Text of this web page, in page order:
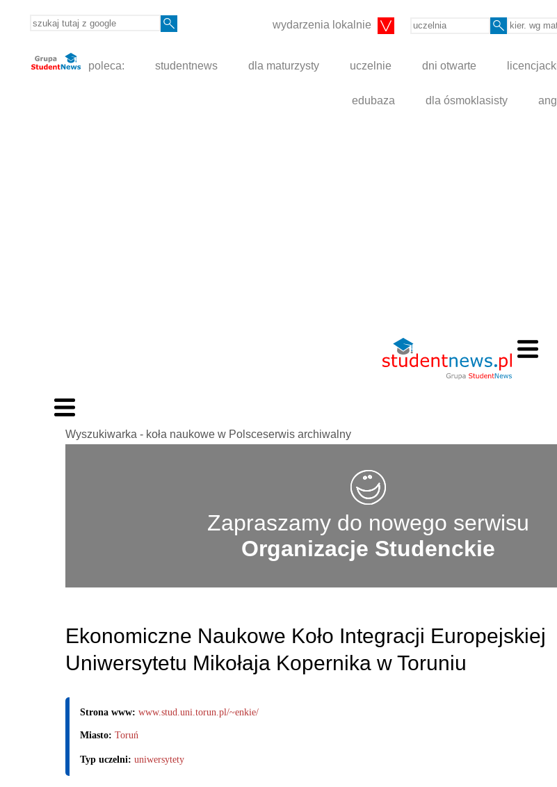
wydarzenia lokalnie
poleca: studentnews dla maturzysty uczelnie dni otwarte
edubaza dla ósmoklasisty
Wyszukiwarka - koła naukowe w Polsceserwis archiwalny
Zapraszamy do nowego serwisu
Organizacje Studenckie
Ekonomiczne Naukowe Koło Integracji Europejskiej
Uniwersytetu Mikołaja Kopernika w Toruniu
Strona www: www.stud.uni.torun.pl/~enkie/
Miasto: Toruń
Typ uczelni: uniwersytety